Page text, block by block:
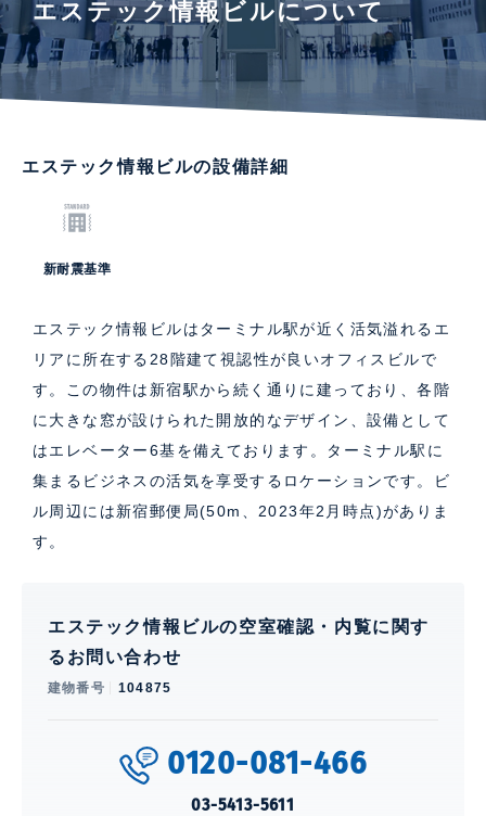
エステック情報ビルについて
エステック情報ビルの設備詳細
新耐震基準
エステック情報ビルはターミナル駅が近く活気溢れるエ
リアに所在する28階建て視認性が良いオフィスビルで
す。この物件は新宿駅から続く通りに建っており、各階
に大きな窓が設けられた開放的なデザイン、設備として
はエレベーター6基を備えております。ターミナル駅に
集まるビジネスの活気を享受するロケーションです。ビ
ル周辺には新宿郵便局(50m、2023年2月時点)がありま
す。
エステック情報ビルの空室確認・内覧に関す
るお問い合わせ
建物番号 104875
0120-081-466
03-5413-5611